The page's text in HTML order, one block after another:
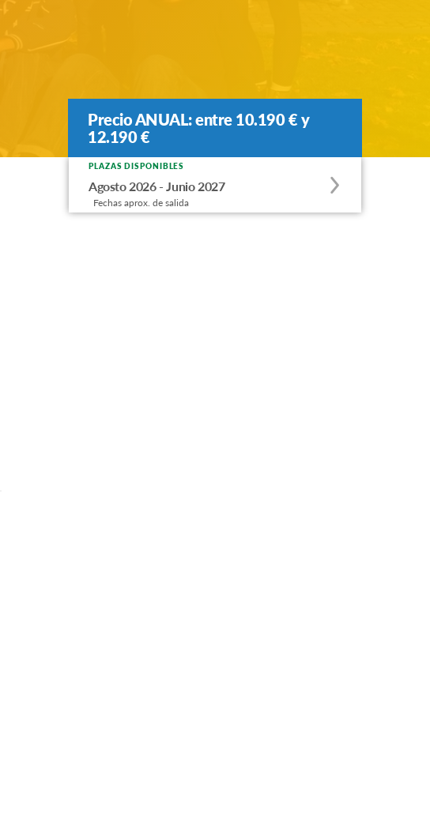
Precio ANUAL: entre 10.190 € y
12.190 €
Precio ANUAL: entre 10.190 € y
12.190 €
Apply
to
this
PLAZAS DISPONIBLES
Agosto 2026 - Junio 2027
Fechas aprox. de salida